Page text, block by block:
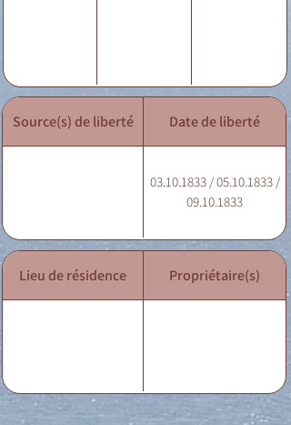
Source(s) de liberté Date de liberté
03.10.1833 / 05.10.1833 /
09.10.1833
Lieu de résidence Propriétaire(s)